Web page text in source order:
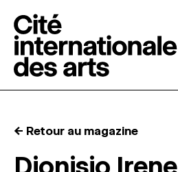
← Retour au magazine